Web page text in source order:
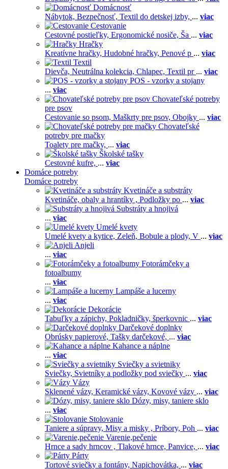
Domácnosť
Nábytok, Bezpečnosť, Textil do detskej izby, ... viac
Cestovanie
Cestovné postieľky, Ergonomické nosiče, Ša ... viac
Hračky
Kreatívne hračky, Hudobné hračky, Penové p ... viac
Textil
Dievča, Neutrálna kolekcia, Chlapec, Textil pr ... viac
POS - vzorky a stojany
... viac
Chovateľské potreby
pre psov
Cestovanie so psom, Maškrty pre psov, Obojky ... viac
Chovateľské
potreby pre mačky
Toalety pre mačky, ... viac
Školské tašky
Cestovné kufre, ... viac
Domáce potreby
Domáce potreby
Kvetináče a substráty
Kvetináče, obaly a hrantíky , Podložky po ... viac
Substráty a hnojivá
... viac
Umelé kvety
Umelé kvety a kytice, Zeleň, Bobule a plody, V ... viac
Anjeli
... viac
Fotorámčeky a
fotoalbumy
... viac
Lampáše a lucerny
... viac
Dekorácie
Tabuľky a zápichy, Pokladničky, šperkovnic ... viac
Darčekové doplnky
Obrúsky papierové, Tašky darčekové, ... viac
Kahance a náplne
... viac
Sviečky a svietniky
Sviečky, Svietníky a podložky pod sviečky ... viac
Vázy
Sklenené vázy, Keramické vázy, Kovové vázy ... viac
Dózy, misy, taniere sklo
... viac
Stolovanie
Taniere a súpravy, Misy a misky , Príbory, Poh ... viac
Varenie,pečenie
Hrnce a sady hrncov , Tlakové hrnce, Panvice, ... viac
Párty
Tortové sviečky a fontány, Napichovátka, ... viac